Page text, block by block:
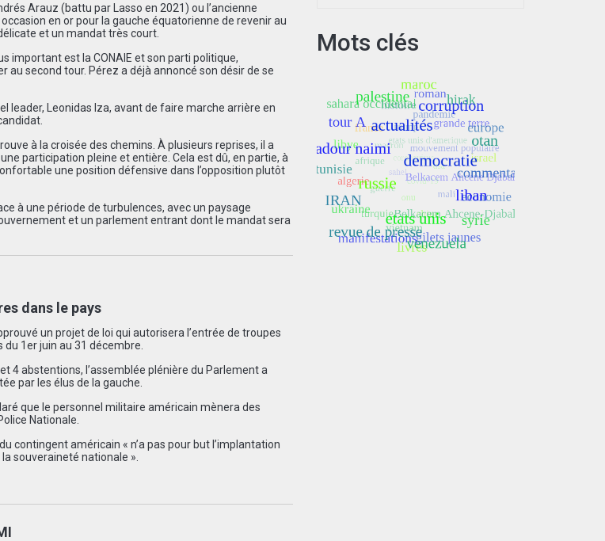
Arauz (battu par Lasso en 2021) ou l’ancienne
en or pour la gauche équatorienne de revenir au
et un mandat très court.
important est la CONAIE et son parti politique,
au second tour. Pérez a déjà annoncé son désir de se
leader, Leonidas Iza, avant de faire marche arrière en
à la croisée des chemins. À plusieurs reprises, il a
participation pleine et entière. Cela est dû, en partie, à
une position défensive dans l’opposition plutôt
à une période de turbulences, avec un paysage
et un parlement entrant dont le mandat sera
dans le pays
un projet de loi qui autorisera l’entrée de troupes
1er juin au 31 décembre.
4 abstentions, l’assemblée plénière du Parlement a
par les élus de la gauche.
que le personnel militaire américain mènera des
Nationale.
contingent américain « n’a pas pour but l’implantation
souveraineté nationale ».
Mots clés